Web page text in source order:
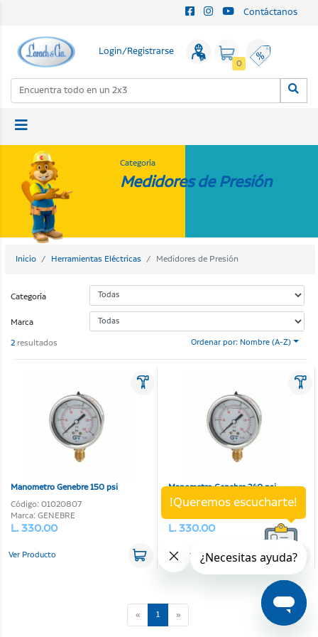
Contáctanos
Login/Registrarse
0
Categoría
Medidores de Presión
Inicio Herramientas Eléctricas Medidores de Presión
Categoría
Marca
2 resultados Ordenar por: Nombre (A-Z)
Manometro Genebre 150 psi
Código: 01020807
Marca: GENEBRE
L. 330.00
Ver Producto
Manometro Genebre 240 psi
Código: 01020810
L. 330.00
Ver Producto
« 1(current)
»
!Queremos escucharte!